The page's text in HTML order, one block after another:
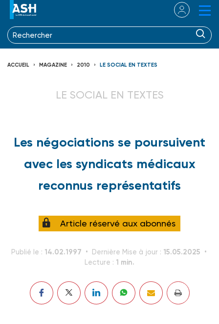
ACCUEIL MAGAZINE 2010 LE SOCIAL EN TEXTES
LE SOCIAL EN TEXTES
Les négociations se poursuivent
avec les syndicats médicaux
reconnus représentatifs
Article réservé aux abonnés
Publié le : 14.02.1997 Dernière Mise à jour : 15.05.2025
Lecture : 1 min.